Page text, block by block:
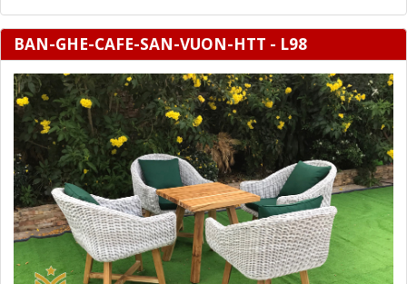
BAN-GHE-CAFE-SAN-VUON-HTT - L98